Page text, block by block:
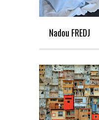
Nadou FREDJ